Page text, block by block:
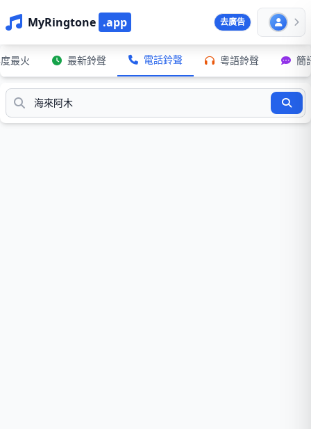
MyRingtone .app 去廣告
最火 最新鈴聲 電話鈴聲 粵語鈴聲 簡